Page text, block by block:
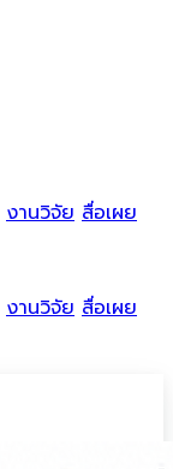
งานวิจัย สื่อเผย
งานวิจัย สื่อเผย